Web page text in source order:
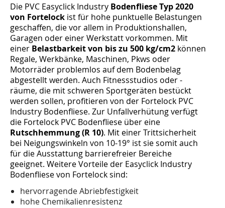
Die PVC Easyclick Industry Bodenfliese Typ 2020
von Fortelock ist für hohe punktuelle Belastungen
geschaffen, die vor allem in Produktionshallen,
Garagen oder einer Werkstatt vorkommen. Mit
einer Belastbarkeit von bis zu 500 kg/cm2 können
Regale, Werkbänke, Maschinen, Pkws oder
Motorräder problemlos auf dem Bodenbelag
abgestellt werden. Auch Fitnessstudios oder -
räume, die mit schweren Sportgeräten bestückt
werden sollen, profitieren von der Fortelock PVC
Industry Bodenfliese. Zur Unfallverhütung verfügt
die Fortelock PVC Bodenfliese über eine
Rutschhemmung (R 10). Mit einer Trittsicherheit
bei Neigungswinkeln von 10-19° ist sie somit auch
für die Ausstattung barrierefreier Bereiche
geeignet. Weitere Vorteile der Easyclick Industry
Bodenfliese von Fortelock sind:
hervorragende Abriebfestigkeit
hohe Chemikalienresistenz